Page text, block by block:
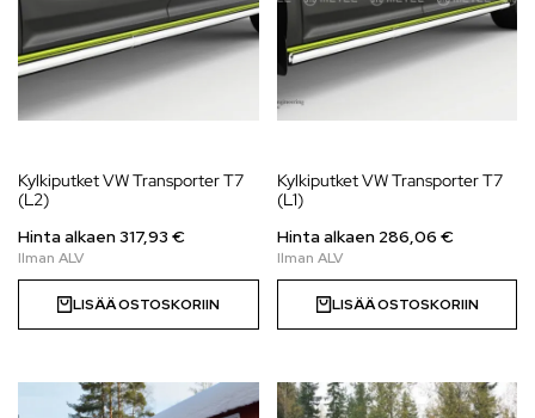
Kylkiputket VW Transporter T7
(L2)
Hinta alkaen317,93 €
LISÄÄ OSTOSKORIIN
Kylkiputket VW Transporter T7
(L1)
Hinta alkaen 286,06 €
LISÄÄ OSTOSKORIIN